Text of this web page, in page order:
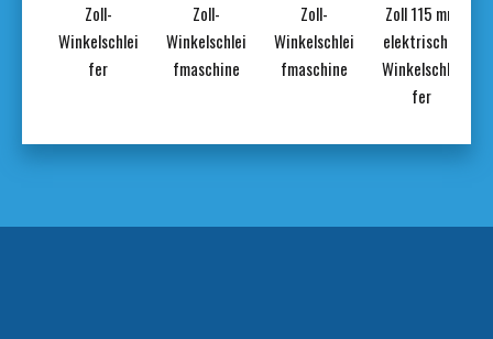
Zoll-
Winkelschlei
fer
Zoll-
Winkelschlei
fmaschine
Zoll-
Winkelschlei
fmaschine
Zoll 115 mm
elektrischer
Winkelschlei
fer